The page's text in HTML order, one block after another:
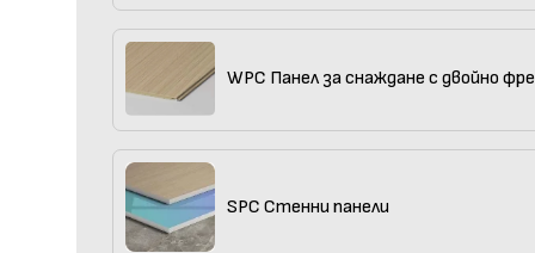
WPC Панел за снаждане с двойно
SPC Стенни панели